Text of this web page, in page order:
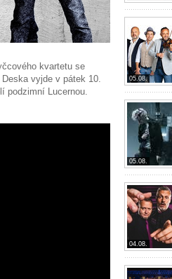
kvartetu se
Deska vyjde v pátek 10.
podzimní Lucernou.
05.08.
05.08.
04.08.